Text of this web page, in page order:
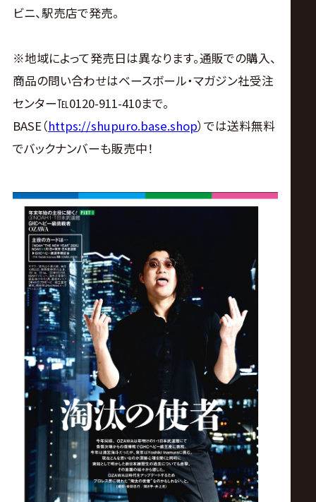
ビニ、駅売店で発売。
※地域によって発売日は異なります。通販での購入、
商品の問い合わせはベースボール・マガジン社受注
センター℡0120-911-410まで。
BASE（https://shupuro.base.shop）では送料無料
でバックナンバーも販売中！